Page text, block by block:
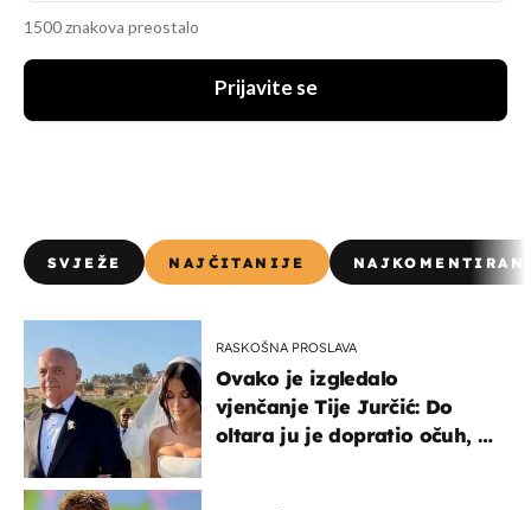
1500 znakova preostalo
Prijavite se
SVJEŽE NAJČITANIJE
RASKOŠNA PROSLAVA
Ovako je izgledalo
vjenčanje Tije Jurčić: Do
oltara ju je dopratio očuh, a